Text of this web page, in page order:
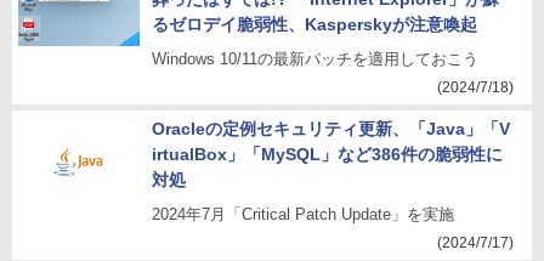
るゼロデイ脆弱性、Kasperskyが注意喚起
Windows 10/11の最新パッチを適用しておこう
(2024/7/18)
Oracleの定例セキュリティ更新、「Java」「V
irtualBox」「MySQL」など386件の脆弱性に
対処
2024年7月「Critical Patch Update」を実施
(2024/7/17)